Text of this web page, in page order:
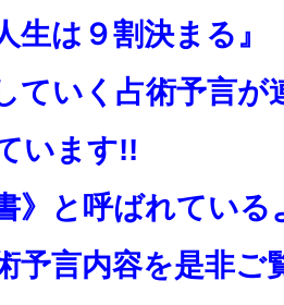
生は９割決まる
ていく占術予言が
います!!
》と呼ばれてい
予言内容を是非ご